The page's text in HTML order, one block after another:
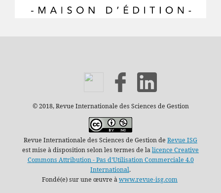
© 2018, Revue Internationale des Sciences de Gestion
Revue Internationale des Sciences de Gestion de Revue ISG
est mise à disposition selon les termes de lalicence Creative
Commons Attribution - Pas d’Utilisation Commerciale 4.0
International.
Fondé(e) sur une œuvre àwww.revue-isg.com